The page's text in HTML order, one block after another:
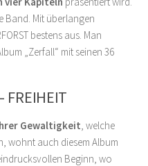
Band. Mit überlangen
bestens aus. Man
„Zerfall“ mit seinen 36
Gewaltigkeit, welche
wohnt auch diesem Album
Beginn, wo